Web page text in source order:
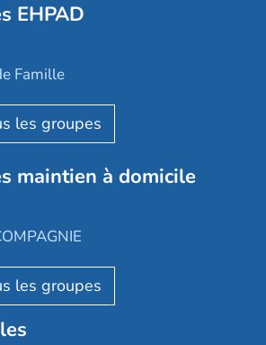
d'Arcadie
d'or
EHPAD
Famille
maintien à domicile
Services